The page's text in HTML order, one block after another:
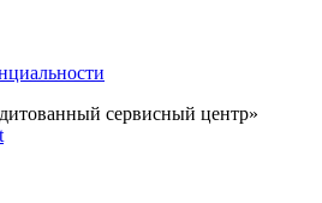
сервисный центр»